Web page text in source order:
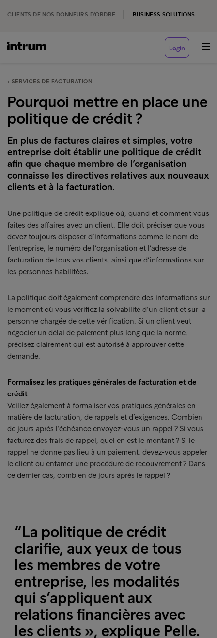
CLIENTS DE NOS DONNEURS D'ORDRE BUSINESS SOLUTIONS
Login
‹ SERVICES DE FACTURATION
Pourquoi mettre en place une
politique de crédit ?
En plus de factures claires et simples, votre
entreprise doit établir une politique de crédit
afin que chaque membre de l’organisation
connaisse les directives relatives aux nouveaux
clients et à la facturation.
Une politique de crédit explique où, quand et comment vous
faites des affaires avec un client. Elle doit préciser que vous
devez toujours disposer d’informations comme le nom de
l’entreprise, le numéro de l’organisation et l’adresse de
facturation de tous vos clients, ainsi que d’informations sur
les personnes habilitées.
La politique doit également comprendre des informations sur
le moment où vous vérifiez la solvabilité d’un client et sur la
personne chargée de cette vérification. Si un client veut
négocier un délai de paiement plus long que la norme,
précisez clairement qui est autorisé à approuver cette
demande.
Formalisez les pratiques générales de facturation et de
crédit
Veillez également à formaliser vos pratiques générales en
matière de facturation, de rappels et d’exigences. Combien
de jours après l’échéance envoyez-vous un rappel ? Si vous
facturez des frais de rappel, quel en est le montant ? Si le
rappel ne donne pas lieu à un paiement, devez-vous appeler
le client ou entamer une procédure de recouvrement ? Dans
ce dernier cas, combien de jours après le rappel ?
“La politique de crédit
clarifie, aux yeux de tous
les membres de votre
entreprise, les modalités
qui s’appliquent aux
relations financières avec
les clients », explique Pelle.